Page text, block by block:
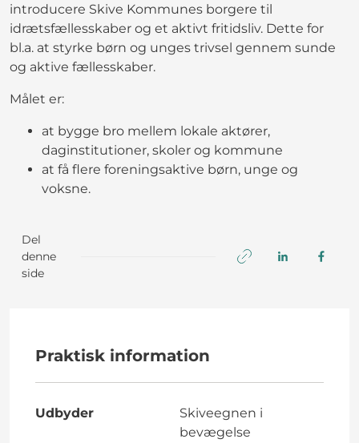
introducere Skive Kommunes borgere til
idrætsfællesskaber og et aktivt fritidsliv. Dette for
bl.a. at styrke børn og unges trivsel gennem sunde
og aktive fællesskaber.
Målet er:
at bygge bro mellem lokale aktører,
daginstitutioner, skoler og kommune
at få flere foreningsaktive børn, unge og
voksne.
Del
denne
side
Praktisk information
Udbyder
Skiveegnen i
bevægelse